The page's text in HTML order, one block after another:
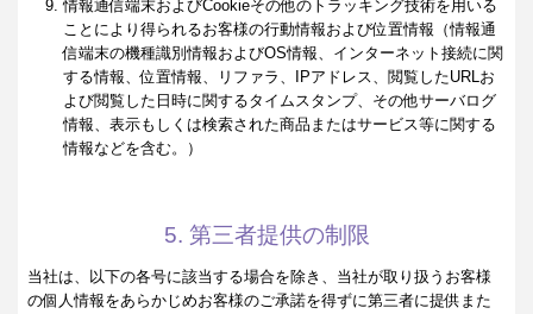
情報通信端末およびCookieその他のトラッキング技術を用いる
ことにより得られるお客様の行動情報および位置情報（情報通
信端末の機種識別情報およびOS情報、インターネット接続に関
する情報、位置情報、リファラ、IPアドレス、閲覧したURLお
よび閲覧した日時に関するタイムスタンプ、その他サーバログ
情報、表示もしくは検索された商品またはサービス等に関する
情報などを含む。）
5. 第三者提供の制限
当社は、以下の各号に該当する場合を除き、当社が取り扱うお客様
の個人情報をあらかじめお客様のご承諾を得ずに第三者に提供また